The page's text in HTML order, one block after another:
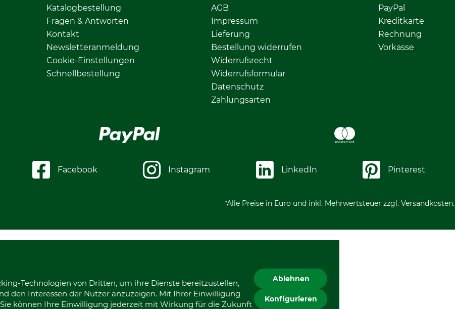
Katalogbestellung
Fragen & Antworten
Kontakt
Newsletteranmeldung
Cookie-Einstellungen
Schnellbestellung
AGB
Impressum
Lieferung
Bestellung widerrufen
Widerrufsrecht
Widerrufsformular
Datenschutz
Zahlungsarten
PayPal
Kreditkarte
Rechnung
Vorkasse
Facebook Instagram LinkedIn Pinterest
*Alle Preise in Euro und inkl. Mehrwertsteuer zzgl. Versandkosten.
Technologien von Dritten, um ihre Dienste bereitzustellen,
den Interessen der Nutzer anzuzeigen. Mit Ihrer Einwilligung
können Ihre Einwilligung jederzeit mit Wirkung für die Zukunft
Ablehnen
Konfigurieren